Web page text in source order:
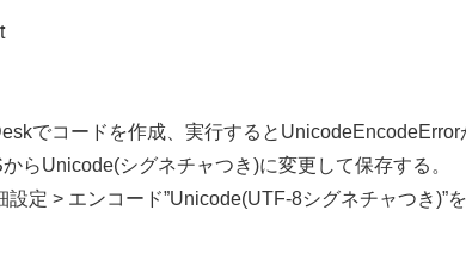
でコードを作成、実行するとUnicodeEncodeError
らUnicode(シグネチャつき)に変更して保存する。
定 > エンコード”Unicode(UTF-8シグネチャつき)”